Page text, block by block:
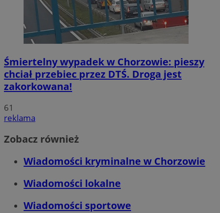
Śmiertelny wypadek w Chorzowie: pieszy
chciał przebiec przez DTŚ. Droga jest
zakorkowana!
61
reklama
Zobacz również
Wiadomości kryminalne w Chorzowie
Wiadomości lokalne
Wiadomości sportowe